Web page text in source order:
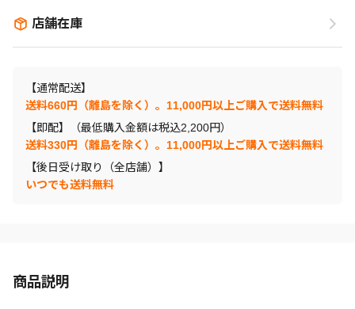
店舗在庫
【通常配送】
送料660円（離島を除く）。11,000円以上ご購入で送料無料
【即配】（最低購入金額は税込2,200円）
送料330円（離島を除く）。11,000円以上ご購入で送料無料
【後日受け取り（全店舗）】
いつでも送料無料
商品説明